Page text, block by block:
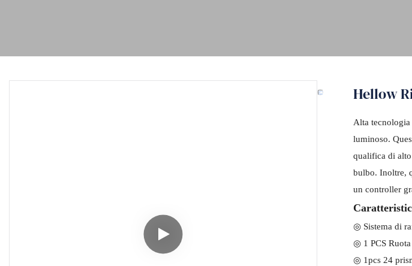
Hellow
Alta tecnologia
luminoso.
qualifica di
bulbo. Inoltre,
un controller
◎ Sistema di
◎ 1 PCS
◎ 1pcs 24